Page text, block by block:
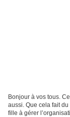
Bonjour à vos tous.
aussi. Que cela fait
fille à gérer